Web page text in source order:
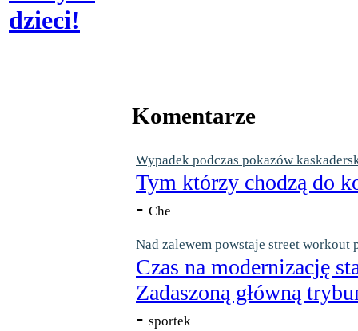
Komentarze
Wypadek podczas pokazów
Tym którzy chodzą do
- Che
Nad zalewem powstaje street workout
Czas na modernizację
Zadaszoną główną
- sportek
dzieci!